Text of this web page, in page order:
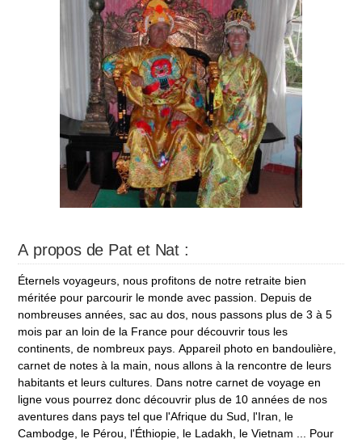
A propos de Pat et Nat :
Éternels voyageurs, nous profitons de notre retraite bien
méritée pour parcourir le monde avec passion. Depuis de
nombreuses années, sac au dos, nous passons plus de 3 à 5
mois par an loin de la France pour découvrir tous les
continents, de nombreux pays. Appareil photo en bandoulière,
carnet de notes à la main, nous allons à la rencontre de leurs
habitants et leurs cultures. Dans notre carnet de voyage en
ligne vous pourrez donc découvrir plus de 10 années de nos
aventures dans pays tel que l'Afrique du Sud, l'Iran, le
Cambodge, le Pérou, l'Éthiopie, le Ladakh, le Vietnam ... Pour